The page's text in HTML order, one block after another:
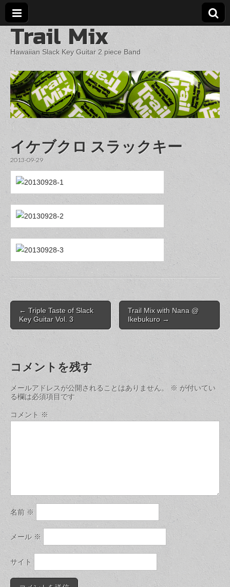
Trail Mix
Hawaiian Slack Key Guitar 2 piece Band
イケブクロ スラックキー
2013-09-29
Post
navigation
← Triple Taste of Slack
Key Guitar Vol. 3
Trail Mix with Nana @
Ikebukuro →
コメントを残す
メールアドレスが公開されることはありません。 ※ が付いてい
る欄は必須項目です
コメント※
名前 ※
メール ※
サイト